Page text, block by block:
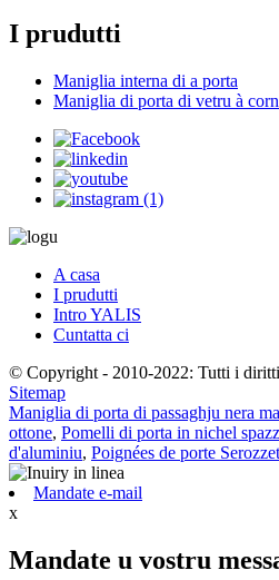
I prudutti
Maniglia interna di a porta
Maniglia di porta di vetru à
A casa
I prudutti
Intro YALIS
Cuntatta ci
© Copyright - 2010-2022: Tutti i
Sitemap
Maniglia di porta di passaghju nera
ottone, Pomelli di porta in nichel
d'aluminiu, Poignées de porte
Mandate e-mail
x
Mandate u vostru